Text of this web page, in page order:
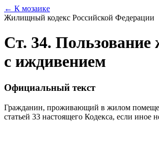
← К мозаике
Жилищный кодекс Российской Федерации
Ст. 34.
с иждивением
Официальный текст
Гражданин, проживающий в жилом
статьей 33 настоящего Кодекса, если